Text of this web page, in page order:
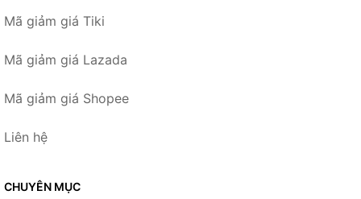
Mã giảm giá Tiki
Mã giảm giá Lazada
Mã giảm giá Shopee
Liên hệ
CHUYÊN MỤC